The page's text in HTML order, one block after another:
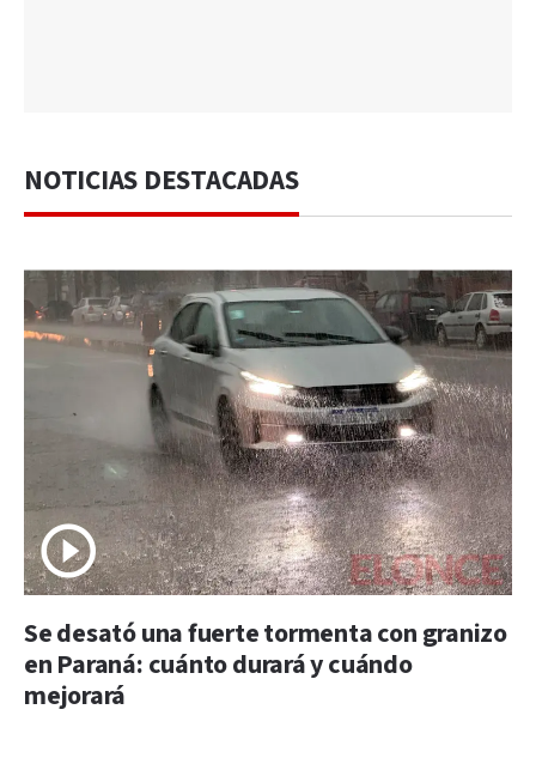
NOTICIAS DESTACADAS
Se desató una fuerte tormenta con granizo
en Paraná: cuánto durará y cuándo
mejorará